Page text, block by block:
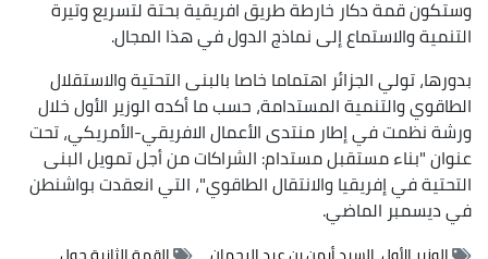
وستكون قمة دكار خارطة طريق افريقية بحتة لتسريع وتيرة
التنمية والاستماع إلى نماذج الدول في هذا المجال.
بدورها، تولي الجزائر اهتماما خاصا بالبنى التحتية والاستقلال
الطاقوي والتنمية المستدامة، حسب ما أكده الوزير الأول خلال
ورشة نظمت في إطار منتدى الأعمال الافريقي-الأمريكي، تحت
عنوان "بناء مستقبل مستدام: الشراكات من أجل تمويل البنى
التحتية في إفريقيا والانتقال الطاقوي"، التي انعقدت بواشنطن
في ديسمبر الماضي.